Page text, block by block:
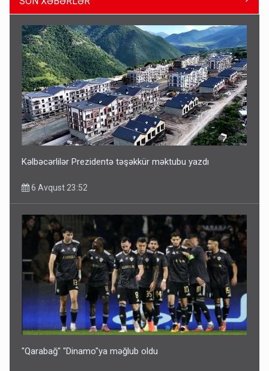
ŞOK! David Seliverstov ölkədən qaçdı
6 Avqust 14:14
Bu ölkələrə şəxsiyyət vəsiqəsi ilə gedə biləcəksiniz -
SİYAHI
6 Avqust 10:53
Kəlbəcərlilər Prezidentə təşəkkür məktubu yazdı
6 Avqust 23:52
"Qarabağ" "Dinamo"ya məğlub oldu